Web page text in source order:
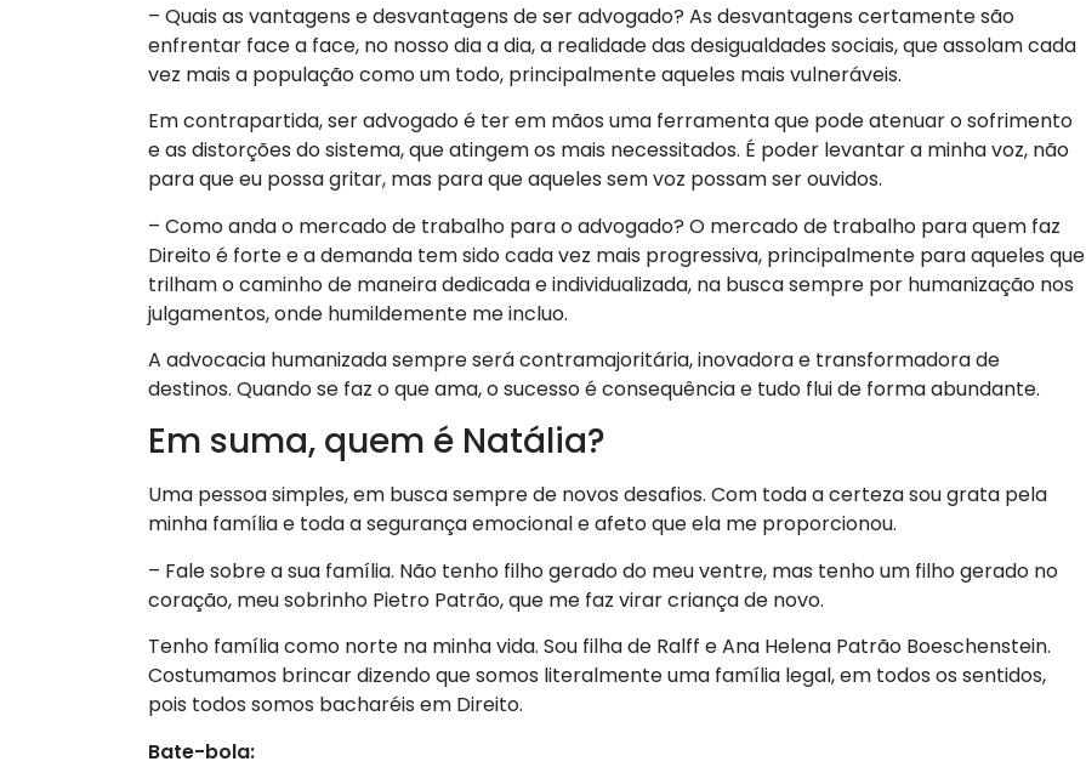
– Quais as vantagens e desvantagens de ser advogado? As desvantagens certamente são
enfrentar face a face, no nosso dia a dia, a realidade das desigualdades sociais, que assolam cada
vez mais a população como um todo, principalmente aqueles mais vulneráveis.
Em contrapartida, ser advogado é ter em mãos uma ferramenta que pode atenuar o sofrimento
e as distorções do sistema, que atingem os mais necessitados. É poder levantar a minha voz, não
para que eu possa gritar, mas para que aqueles sem voz possam ser ouvidos.
– Como anda o mercado de trabalho para o advogado? O mercado de trabalho para quem faz
Direito é forte e a demanda tem sido cada vez mais progressiva, principalmente para aqueles que
trilham o caminho de maneira dedicada e individualizada, na busca sempre por humanização nos
julgamentos, onde humildemente me incluo.
A advocacia humanizada sempre será contramajoritária, inovadora e transformadora de
destinos. Quando se faz o que ama, o sucesso é consequência e tudo flui de forma abundante.
Em suma, quem é Natália?
Uma pessoa simples, em busca sempre de novos desafios. Com toda a certeza sou grata pela
minha família e toda a segurança emocional e afeto que ela me proporcionou.
– Fale sobre a sua família. Não tenho filho gerado do meu ventre, mas tenho um filho gerado no
coração, meu sobrinho Pietro Patrão, que me faz virar criança de novo.
Tenho família como norte na minha vida. Sou filha de Ralff e Ana Helena Patrão Boeschenstein.
Costumamos brincar dizendo que somos literalmente uma família legal, em todos os sentidos,
pois todos somos bacharéis em Direito.
Bate-bola: